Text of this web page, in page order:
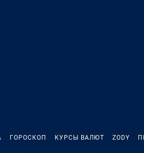
ГОРОСКОП КУРСЫ ВАЛЮТ ZODY